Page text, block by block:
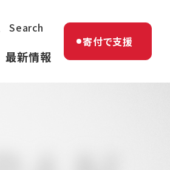
Search
最新情報
寄付で支援